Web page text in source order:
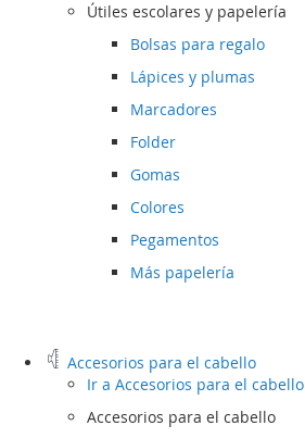
Útiles escolares y papelería
Bolsas para regalo
Lápices y plumas
Marcadores
Folder
Gomas
Colores
Pegamentos
Más papelería
Accesorios para el cabello
Ir a Accesorios para el cabello
Accesorios para el cabello